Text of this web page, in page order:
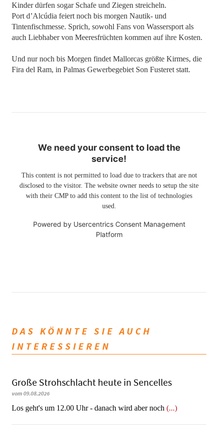
Kinder dürfen sogar Schafe und Ziegen streicheln.
Port d’Alcúdia feiert noch bis morgen Nautik- und
Tintenfischmesse. Sprich, sowohl Fans von Wassersport als
auch Liebhaber von Meeresfrüchten kommen auf ihre Kosten.
Und nur noch bis Morgen findet Mallorcas größte Kirmes, die
Fira del Ram, in Palmas Gewerbegebiet Son Fusteret statt.
We need your consent to load the
service!
This content is not permitted to load due to trackers that are not
disclosed to the visitor. The website owner needs to setup the site
with their CMP to add this content to the list of technologies
used.
Powered by Usercentrics Consent Management
Platform
DAS KÖNNTE SIE AUCH
INTERESSIEREN
Große Strohschlacht heute in Sencelles
vom 09.08.2026
Los geht's um 12.00 Uhr - danach wird aber noch (...)